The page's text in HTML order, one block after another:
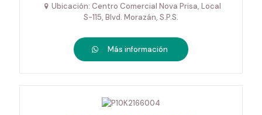
Ubicación: Centro Comercial Nova Prisa, Local
S-115, Blvd. Morazán, S.P.S.
Más información